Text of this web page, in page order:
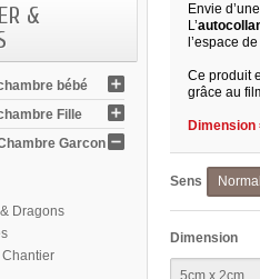
&
bébé
Fille
Garcon
Dragons
Envie
L’
l’espace
Ce produit
grâce au
Dimension
Sens Normal
Dimension